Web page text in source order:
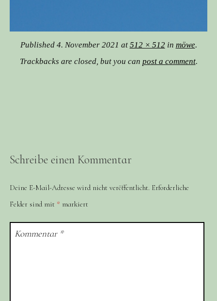
Published 4. November 2021 at 512 × 512 in möwe.
Trackbacks are closed, but you can post a comment.
Schreibe einen Kommentar
Deine E-Mail-Adresse wird nicht veröffentlicht. Erforderliche
Felder sind mit * markiert
Kommentar *